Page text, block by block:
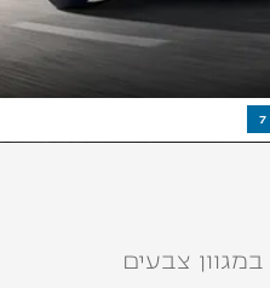
7